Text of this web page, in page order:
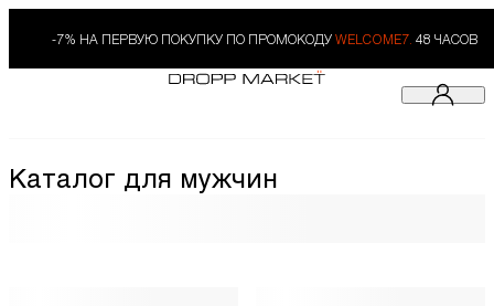
-7% НА ПЕРВУЮ ПОКУПКУ ПО ПРОМОКОДУ WELCOME7. 48 ЧАСОВ
Каталог для мужчин